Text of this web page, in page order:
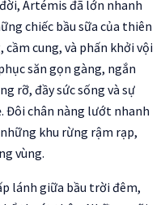
Artémis đã lớn nhanh
chiếc bầu sữa của thiên
cung, và phấn khởi vội
săn gọn gàng, ngắn
rỡ, đầy sức sống và sự
Đôi chân nàng lướt nhanh
khu rừng rậm rạp,
vùng.
lánh giữa bầu trời đêm,